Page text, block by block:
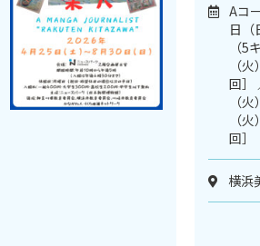
Aコ
日（
（
（
回］
（
（
回］
横浜